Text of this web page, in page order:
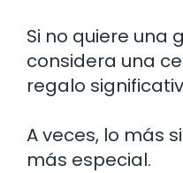
Si no quiere una
considera una
regalo
A veces, lo más
más especial.